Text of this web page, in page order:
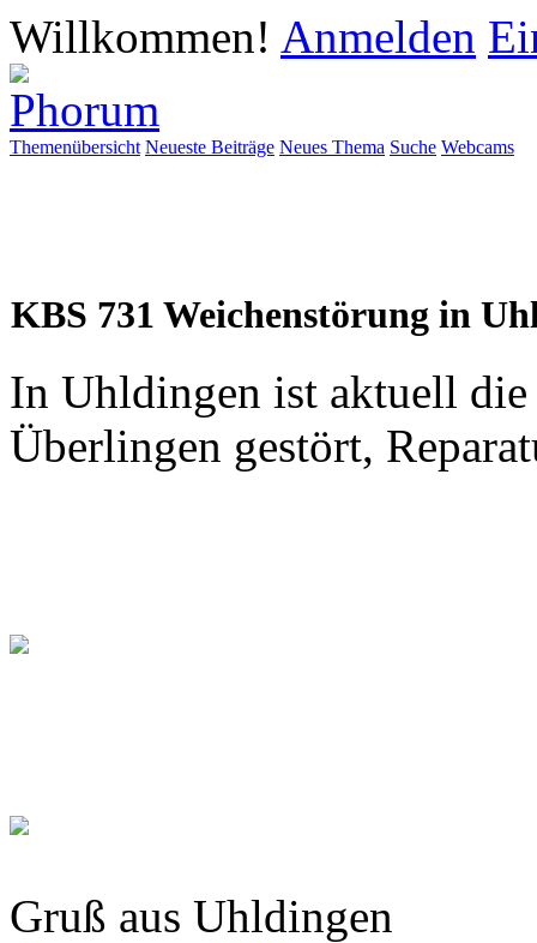
Willkommen! Anmelden
Themenübersicht Neueste Beiträge Neues Thema Suche Webcams
KBS 731 Weichenstörung in
In Uhldingen ist aktuell
Überlingen gestört,
Gruß aus Uhldingen